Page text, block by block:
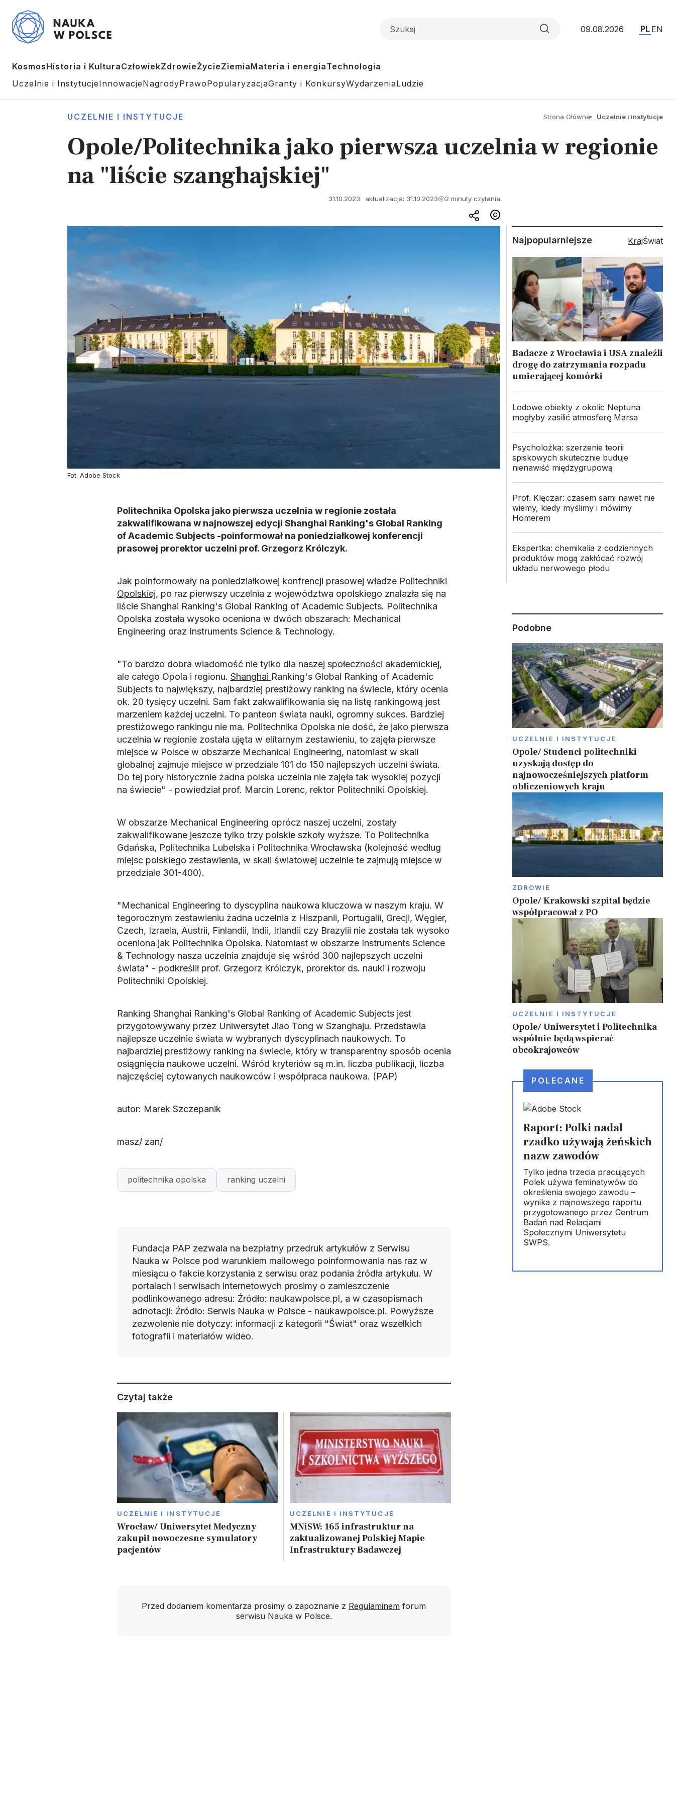
09.08.2026 PL EN
KosmosHistoria i KulturaCzłowiekZdrowieŻycieZiemiaMateria i energiaTechnologia
Uczelnie i InstytucjeInnowacjeNagrodyPrawoPopularyzacjaGranty i KonkursyWydarzeniaLudzie
UCZELNIE I INSTYTUCJE Strona Główna Uczelnie i instytucje
Opole/Politechnika jako pierwsza uczelnia w regionie
na "liście szanghajskiej"
31.10.2023 aktualizacja: 31.10.2023 2 minuty czytania
Fot. Adobe Stock
Politechnika Opolska jako pierwsza uczelnia w regionie została
zakwalifikowana w najnowszej edycji Shanghai Ranking's Global Ranking
of Academic Subjects -poinformował na poniedziałkowej konferencji
prasowej prorektor uczelni prof. Grzegorz Królczyk.
Jak poinformowały na poniedziałkowej konfrencji prasowej władze Politechniki
Opolskiej, po raz pierwszy uczelnia z województwa opolskiego znalazła się na
liście Shanghai Ranking's Global Ranking of Academic Subjects. Politechnika
Opolska została wysoko oceniona w dwóch obszarach: Mechanical
Engineering oraz Instruments Science & Technology.
"To bardzo dobra wiadomość nie tylko dla naszej społeczności akademickiej,
ale całego Opola i regionu. Shanghai Ranking's Global Ranking of Academic
Subjects to największy, najbardziej prestiżowy ranking na świecie, który ocenia
ok. 20 tysięcy uczelni. Sam fakt zakwalifikowania się na listę rankingową jest
marzeniem każdej uczelni. To panteon świata nauki, ogromny sukces. Bardziej
prestiżowego rankingu nie ma. Politechnika Opolska nie dość, że jako pierwsza
uczelnia w regionie została ujęta w elitarnym zestawieniu, to zajęła pierwsze
miejsce w Polsce w obszarze Mechanical Engineering, natomiast w skali
globalnej zajmuje miejsce w przedziale 101 do 150 najlepszych uczelni świata.
Do tej pory historycznie żadna polska uczelnia nie zajęła tak wysokiej pozycji
na świecie" - powiedział prof. Marcin Lorenc, rektor Politechniki Opolskiej.
W obszarze Mechanical Engineering oprócz naszej uczelni, zostały
zakwalifikowane jeszcze tylko trzy polskie szkoły wyższe. To Politechnika
Gdańska, Politechnika Lubelska i Politechnika Wrocławska (kolejność według
miejsc polskiego zestawienia, w skali światowej uczelnie te zajmują miejsce w
przedziale 301-400).
"Mechanical Engineering to dyscyplina naukowa kluczowa w naszym kraju. W
tegorocznym zestawieniu żadna uczelnia z Hiszpanii, Portugalii, Grecji, Węgier,
Czech, Izraela, Austrii, Finlandii, Indii, Irlandii czy Brazylii nie została tak wysoko
oceniona jak Politechnika Opolska. Natomiast w obszarze Instruments Science
& Technology nasza uczelnia znajduje się wśród 300 najlepszych uczelni
świata" - podkreślił prof. Grzegorz Królczyk, prorektor ds. nauki i rozwoju
Politechniki Opolskiej.
Ranking Shanghai Ranking's Global Ranking of Academic Subjects jest
przygotowywany przez Uniwersytet Jiao Tong w Szanghaju. Przedstawia
najlepsze uczelnie świata w wybranych dyscyplinach naukowych. To
najbardziej prestiżowy ranking na świecie, który w transparentny sposób ocenia
osiągnięcia naukowe uczelni. Wśród kryteriów są m.in. liczba publikacji, liczba
najczęściej cytowanych naukowców i współpraca naukowa. (PAP)
autor: Marek Szczepanik
masz/ zan/
politechnika opolska ranking uczelni
Fundacja PAP zezwala na bezpłatny przedruk artykułów z Serwisu
Nauka w Polsce pod warunkiem mailowego poinformowania nas raz w
miesiącu o fakcie korzystania z serwisu oraz podania źródła artykułu. W
portalach i serwisach internetowych prosimy o zamieszczenie
podlinkowanego adresu: Źródło: naukawpolsce.pl, a w czasopismach
adnotacji: Źródło: Serwis Nauka w Polsce - naukawpolsce.pl. Powyższe
zezwolenie nie dotyczy: informacji z kategorii "Świat" oraz wszelkich
fotografii i materiałów wideo.
Czytaj także
UCZELNIE I INSTYTUCJE
Wrocław/ Uniwersytet Medyczny
zakupił nowoczesne symulatory
pacjentów
UCZELNIE I INSTYTUCJE
MNiSW: 165 infrastruktur na
zaktualizowanej Polskiej Mapie
Infrastruktury Badawczej
Przed dodaniem komentarza prosimy o zapoznanie z Regulaminem forum
serwisu Nauka w Polsce.
Najpopularniejsze KrajŚwiat
Badacze z Wrocławia i USA znaleźli
drogę do zatrzymania rozpadu
umierającej komórki
Lodowe obiekty z okolic Neptuna
mogłyby zasilić atmosferę Marsa
Psycholożka: szerzenie teorii
spiskowych skutecznie buduje
nienawiść międzygrupową
Prof. Klęczar: czasem sami nawet nie
wiemy, kiedy myślimy i mówimy
Homerem
Ekspertka: chemikalia z codziennych
produktów mogą zakłócać rozwój
układu nerwowego płodu
Podobne
UCZELNIE I INSTYTUCJE
Opole/ Studenci politechniki
uzyskają dostęp do
najnowocześniejszych platform
obliczeniowych kraju
ZDROWIE
Opole/ Krakowski szpital będzie
współpracował z PO
UCZELNIE I INSTYTUCJE
Opole/ Uniwersytet i Politechnika
wspólnie będą wspierać
obcokrajowców
POLECANE
Raport: Polki nadal
rzadko używają żeńskich
nazw zawodów
Tylko jedna trzecia pracujących
Polek używa feminatywów do
określenia swojego zawodu –
wynika z najnowszego raportu
przygotowanego przez Centrum
Badań nad Relacjami
Społecznymi Uniwersytetu
SWPS.